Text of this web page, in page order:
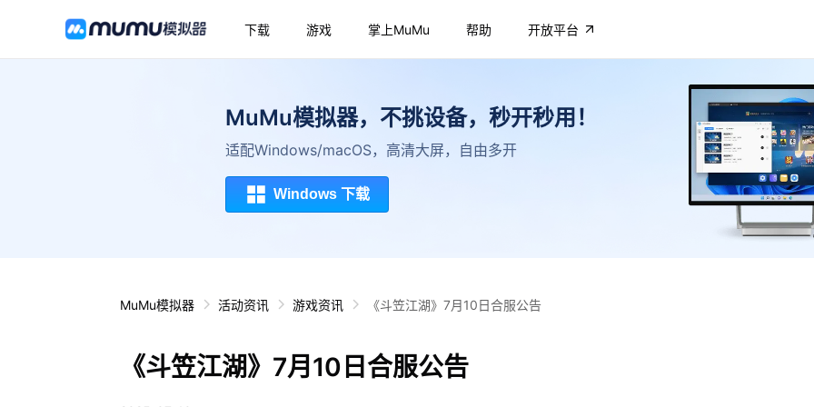
下载 游戏 掌上MuMu 帮助 开放平台
MuMu模拟器，不挑设备，秒开秒用！
适配Windows/macOS，高清大屏，自由多开
Windows 下载
MuMu模拟器 活动资讯 游戏资讯 《斗笠江湖》7月10日合服公告
《斗笠江湖》7月10日合服公告